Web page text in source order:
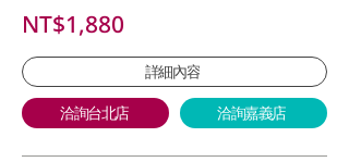
NT$1,880
詳細內容
洽詢台北店 洽詢嘉義店